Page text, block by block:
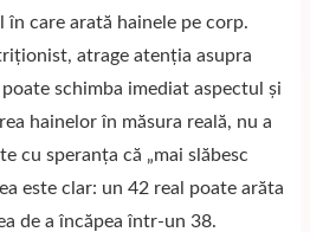
în care arată hainele pe corp.
atrage atenția asupra
schimba imediat aspectul și
hainelor în măsura reală, nu a
cu speranța că „mai slăbesc
este clar: un 42 real poate arăta
de a încăpea într-un 38.